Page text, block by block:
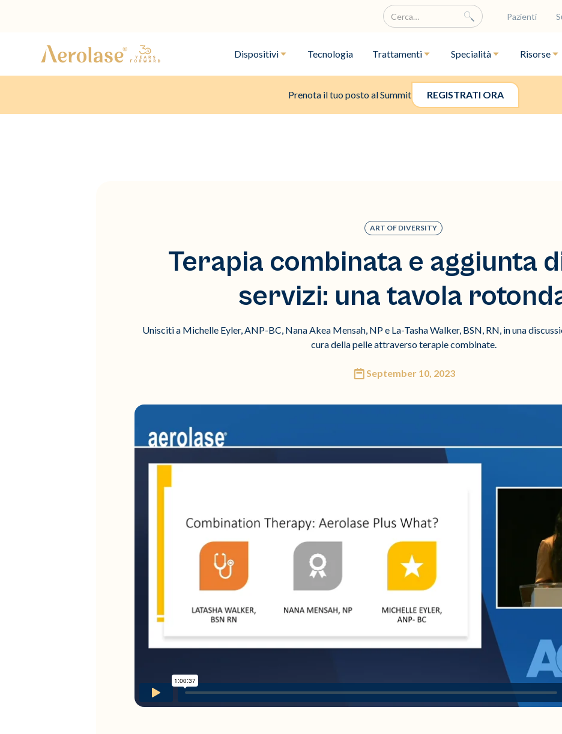
Pazienti
Dispositivi Tecnologia Trattamenti Specialità Risorse
Prenota il tuo posto al Summit REGISTRATI ORA
ART OF DIVERSITY
Terapia combinata e aggiunta
servizi: una tavola
Unisciti a Michelle Eyler, ANP-BC, Nana Akea Mensah, NP e La-Tasha Walker, BSN, RN, in una
cura della pelle attraverso terapie combinate.
September 10, 2023